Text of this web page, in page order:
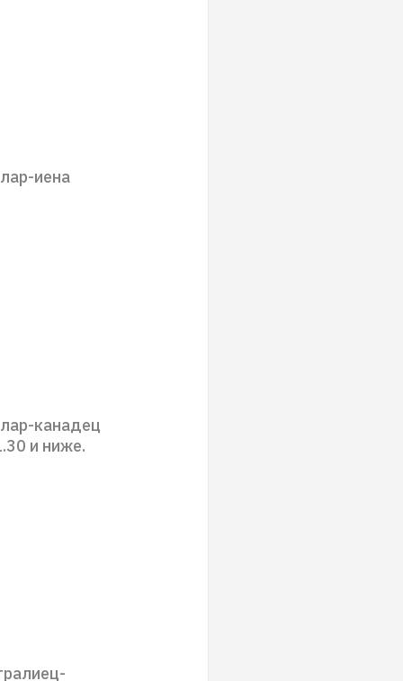
иена
канадец
и ниже.